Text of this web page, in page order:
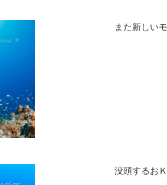
また新しい
没頭するお